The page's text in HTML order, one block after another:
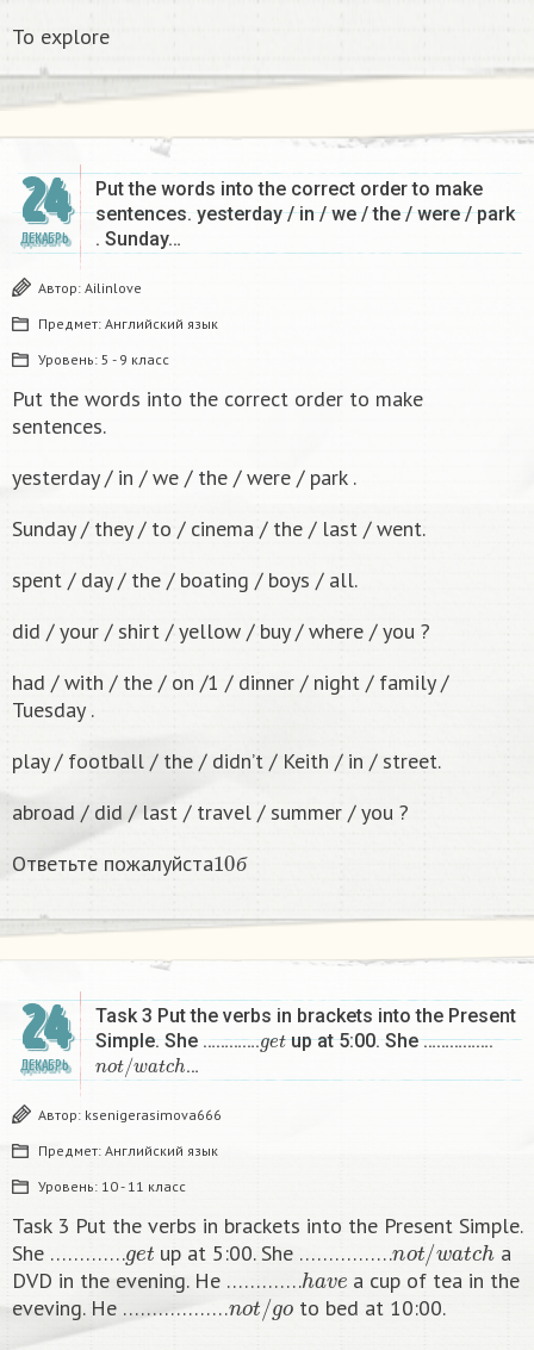
To explore
24
ДЕКАБРЬ
Put the words into the correct order to make
sentences. yesterday / in / we / the / were / park
. Sunday…
Автор: Ailinlove
Предмет: Английский язык
Уровень: 5 - 9 класс
Put the words into the correct order to make
sentences.
yesterday / in / we / the / were / park .
Sunday / they / to / cinema / the / last / went.
spent / day / the / boating / boys / all.
did / your / shirt / yellow / buy / where / you ?
had / with / the / on /1 / dinner / night / family /
Tuesday .
play / football / the / didn’t / Keith / in / street.
abroad / did / last / travel / summer / you ?
Ответьте пожалуйста
б
10
24
ДЕКАБРЬ
Task 3 Put the verbs in brackets into the Present
Simple. She ………….g etup at 5:00. She …………….
not/w at ch…
Автор: ksenigerasimova666
Предмет: Английский язык
Уровень: 10 - 11 класс
Task 3 Put the verbs in brackets into the Present Simple.
She ………….ge tup at 5:00. She …………….not/watcha
DVD in the evening. He ………….have a cup of tea in the
eveving. He ………………not/go to bed at 10:00. ​